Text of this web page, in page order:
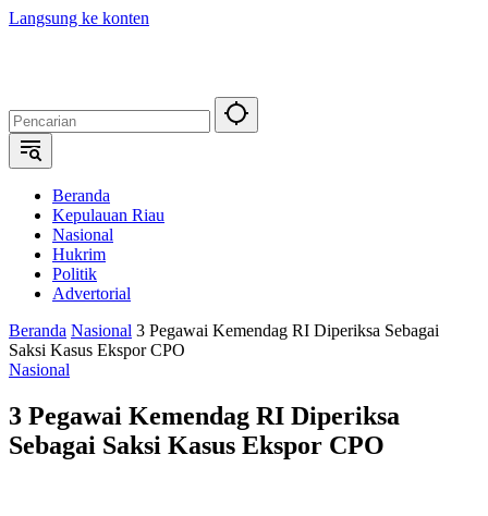
Langsung ke konten
Beranda
Kepulauan Riau
Nasional
Hukrim
Politik
Advertorial
Beranda Nasional 3 Pegawai Kemendag RI Diperiksa Sebagai
Saksi Kasus Ekspor CPO
Nasional
3 Pegawai Kemendag RI Diperiksa
Sebagai Saksi Kasus Ekspor CPO